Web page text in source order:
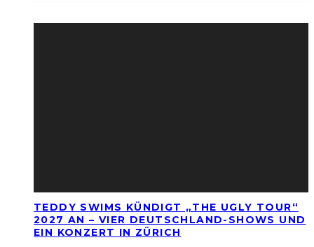
TEDDY SWIMS KÜNDIGT „THE UGLY TOUR“
2027 AN – VIER DEUTSCHLAND-SHOWS UND
EIN KONZERT IN ZÜRICH